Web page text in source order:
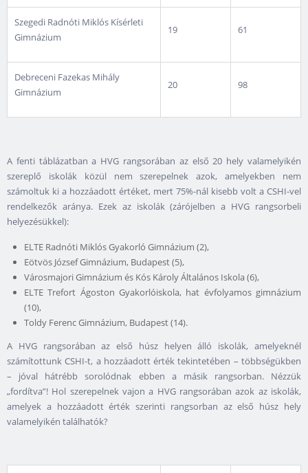
Szegedi Radnóti Miklós Kísérleti
Gimnázium
19 61
Debreceni Fazekas Mihály
Gimnázium
20 98
A fenti táblázatban a HVG rangsorában az első 20 hely valamelyikén
szereplő iskolák közül nem szerepelnek azok, amelyekben nem
számoltuk ki a hozzáadott értéket, mert 75%-nál kisebb volt a CSHI-vel
rendelkezők aránya. Ezek az iskolák (zárójelben a HVG rangsorbeli
helyezésükkel):
ELTE Radnóti Miklós Gyakorló Gimnázium (2),
Eötvös József Gimnázium, Budapest (5),
Városmajori Gimnázium és Kós Károly Általános Iskola (6),
ELTE Trefort Ágoston Gyakorlóiskola, hat évfolyamos gimnázium
(10),
Toldy Ferenc Gimnázium, Budapest (14).
A HVG rangsorában az első húsz helyen álló iskolák, amelyeknél
számítottunk CSHI-t, a hozzáadott érték tekintetében – többségükben
– jóval hátrébb sorolódnak ebben a másik rangsorban. Nézzük
„fordítva”! Hol szerepelnek vajon a HVG rangsorában azok az iskolák,
amelyek a hozzáadott érték szerinti rangsorban az első húsz hely
valamelyikén találhatók?